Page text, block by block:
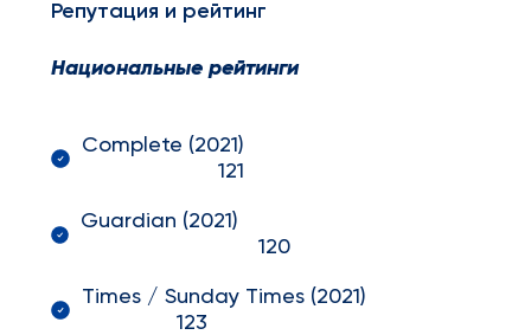
Репутация и рейтинг
Национальные рейтинги
Complete (2021)
121
Guardian (2021)
120
Times / Sunday Times (2021)
123